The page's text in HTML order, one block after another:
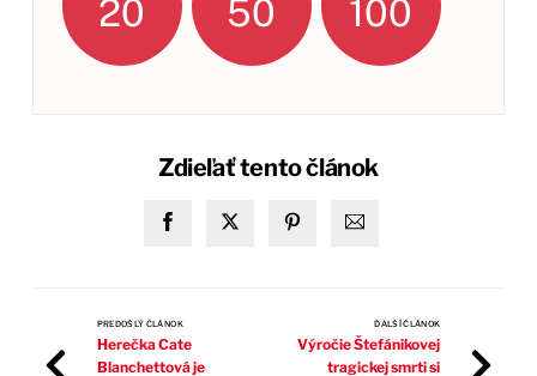
20 50 100
Zdieľať tento článok
PREDOŠLÝ ČLÁNOK
Herečka Cate
Blanchettová je
ĎALŠÍ ČLÁNOK
Výročie Štefánikovej
tragickej smrti si